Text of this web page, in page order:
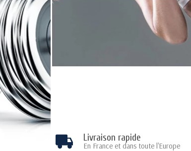
Livraison rapide
En France et dans toute l'Europe